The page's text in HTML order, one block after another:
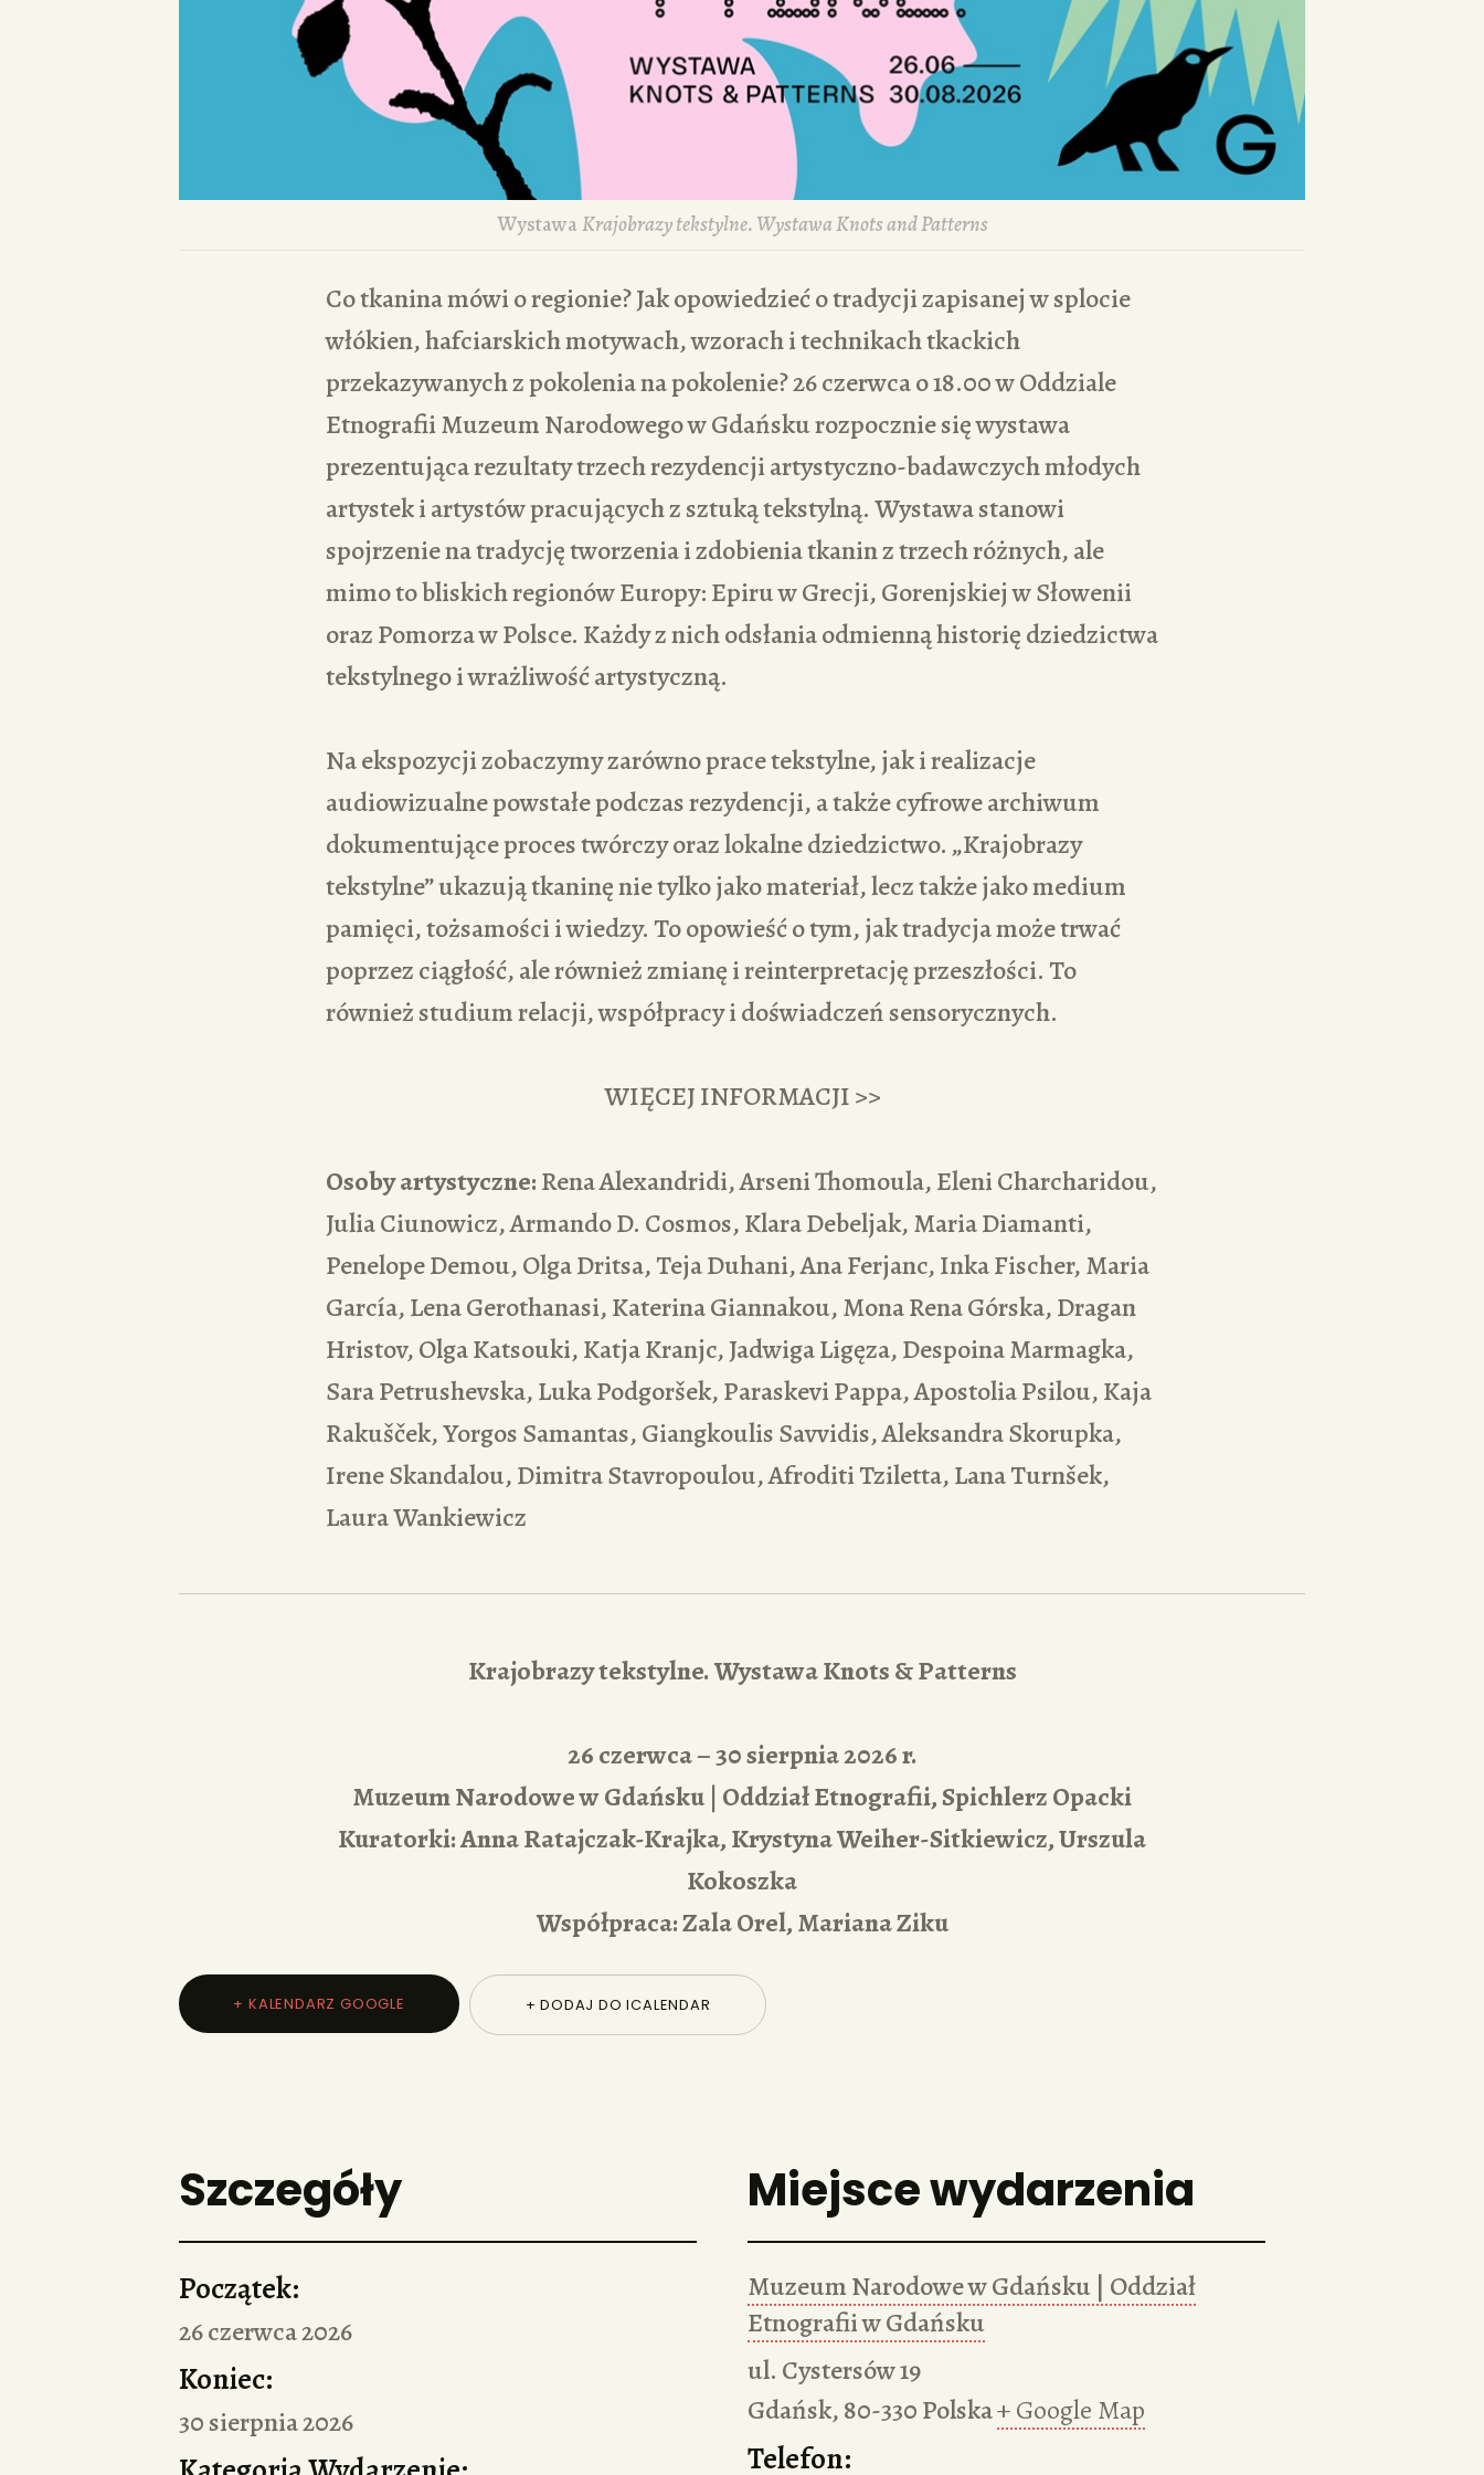
WystawaKrajobrazy tekstylne. Wystawa Knots and Patterns
Co tkanina mówi o regionie? Jak opowiedzieć o tradycji zapisanej w splocie
włókien, hafciarskich motywach, wzorach i technikach tkackich
przekazywanych z pokolenia na pokolenie? 26 czerwca o 18.00 w Oddziale
Etnografii Muzeum Narodowego w Gdańsku rozpocznie się wystawa
prezentująca rezultaty trzech rezydencji artystyczno-badawczych młodych
artystek i artystów pracujących z sztuką tekstylną. Wystawa stanowi
spojrzenie na tradycję tworzenia i zdobienia tkanin z trzech różnych, ale
mimo to bliskich regionów Europy: Epiru w Grecji, Gorenjskiej w Słowenii
oraz Pomorza w Polsce. Każdy z nich odsłania odmienną historię dziedzictwa
tekstylnego i wrażliwość artystyczną.
Na ekspozycji zobaczymy zarówno prace tekstylne, jak i realizacje
audiowizualne powstałe podczas rezydencji, a także cyfrowe archiwum
dokumentujące proces twórczy oraz lokalne dziedzictwo. „Krajobrazy
tekstylne” ukazują tkaninę nie tylko jako materiał, lecz także jako medium
pamięci, tożsamości i wiedzy. To opowieść o tym, jak tradycja może trwać
poprzez ciągłość, ale również zmianę i reinterpretację przeszłości. To
również studium relacji, współpracy i doświadczeń sensorycznych.
WIĘCEJ INFORMACJI >>
Osoby artystyczne:Rena Alexandridi, Arseni Thomoula, Eleni Charcharidou,
Julia Ciunowicz, Armando D. Cosmos, Klara Debeljak, Maria Diamanti,
Penelope Demou, Olga Dritsa, Teja Duhani, Ana Ferjanc, Inka Fischer, Maria
García, Lena Gerothanasi, Katerina Giannakou, Mona Rena Górska, Dragan
Hristov, Olga Katsouki, Katja Kranjc, Jadwiga Ligęza, Despoina Marmagka,
Sara Petrushevska, Luka Podgoršek, Paraskevi Pappa, Apostolia Psilou, Kaja
Rakušček, Yorgos Samantas, Giangkoulis Savvidis, Aleksandra Skorupka,
Irene Skandalou, Dimitra Stavropoulou, Afroditi Tziletta, Lana Turnšek,
Laura Wankiewicz
Krajobrazy tekstylne. Wystawa Knots & Patterns
26 czerwca – 30 sierpnia 2026 r.
Muzeum Narodowe w Gdańsku | Oddział Etnografii, Spichlerz Opacki
Kuratorki: Anna Ratajczak-Krajka, Krystyna Weiher-Sitkiewicz, Urszula
Kokoszka
Współpraca: Zala Orel, Mariana Ziku
+ KALENDARZ GOOGLE + DODAJ DO ICALENDAR
Szczegóły
Początek:
26 czerwca 2026
Koniec:
30 sierpnia 2026
Miejsce wydarzenia
Muzeum Narodowe w Gdańsku | Oddział
Etnografii w Gdańsku
ul. Cystersów 19
Gdańsk,80-330Polska+ Google Map
Telefon: